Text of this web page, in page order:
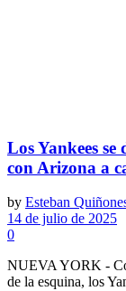
Los Yankees
con Arizona a
by Esteban
14 de julio de 2025
0
NUEVA YORK -
de la esquina, los